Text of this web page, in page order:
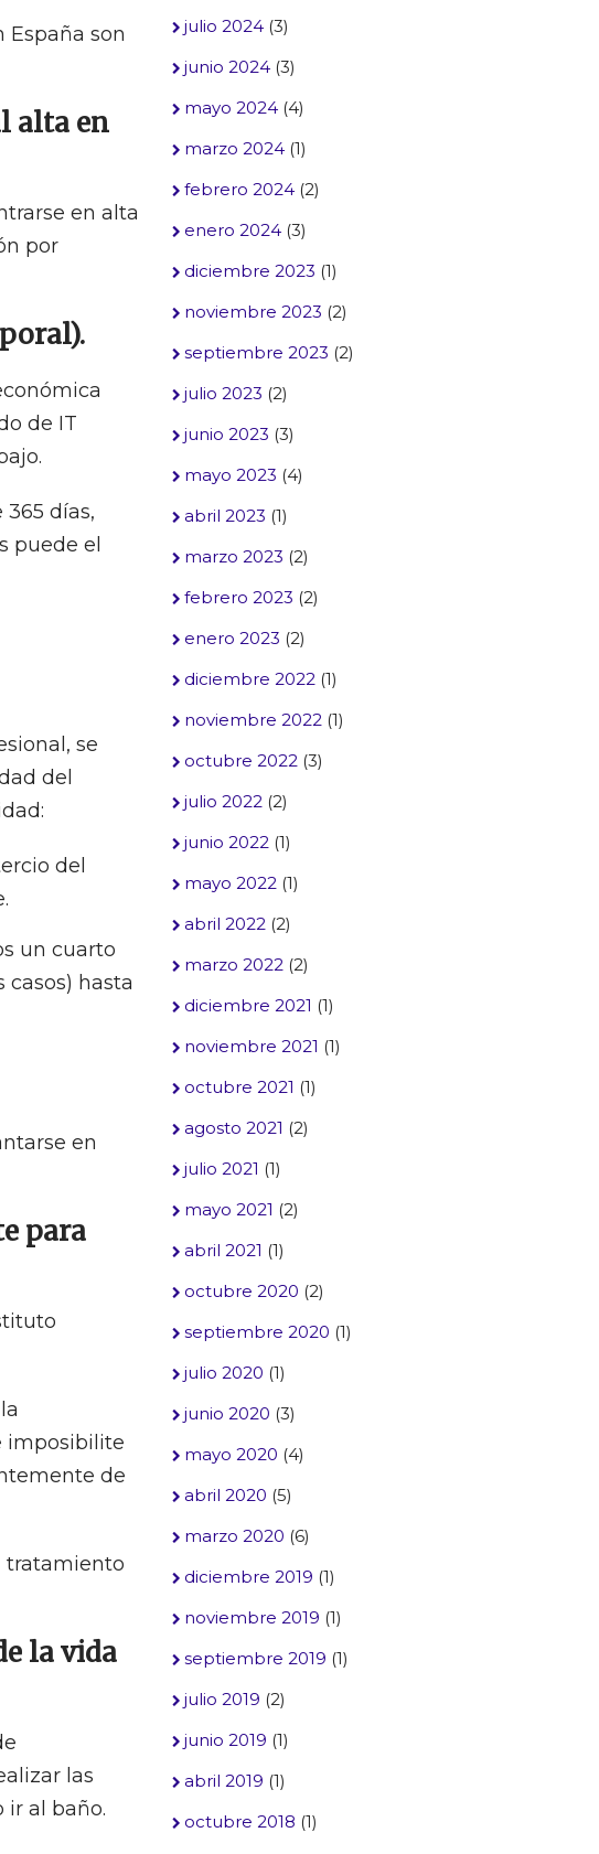
son
alta en
en alta
por
de IT
días,
puede el
se
del
del
un cuarto
casos) hasta
en
para
imposibilite
de
tratamiento
la vida
las
ir al baño.
julio 2024 (3)
junio 2024 (3)
mayo 2024 (4)
marzo 2024 (1)
febrero 2024 (2)
enero 2024 (3)
diciembre 2023 (1)
noviembre 2023 (2)
septiembre 2023 (2)
julio 2023 (2)
junio 2023 (3)
mayo 2023 (4)
abril 2023 (1)
marzo 2023 (2)
febrero 2023 (2)
enero 2023 (2)
diciembre 2022 (1)
noviembre 2022 (1)
octubre 2022 (3)
julio 2022 (2)
junio 2022 (1)
mayo 2022 (1)
abril 2022 (2)
marzo 2022 (2)
diciembre 2021 (1)
noviembre 2021 (1)
octubre 2021 (1)
agosto 2021 (2)
julio 2021 (1)
mayo 2021 (2)
abril 2021 (1)
octubre 2020 (2)
septiembre 2020 (1)
julio 2020 (1)
junio 2020 (3)
mayo 2020 (4)
abril 2020 (5)
marzo 2020 (6)
diciembre 2019 (1)
noviembre 2019 (1)
septiembre 2019 (1)
julio 2019 (2)
junio 2019 (1)
abril 2019 (1)
octubre 2018 (1)